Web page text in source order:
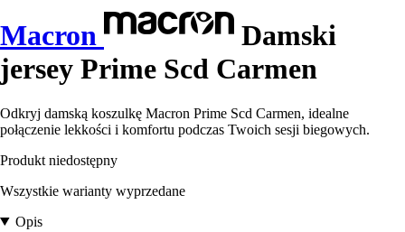
Macron
Damski
jersey Prime Scd Carmen
Odkryj damską koszulkę Macron Prime Scd Carmen, idealne
połączenie lekkości i komfortu podczas Twoich sesji biegowych.
Produkt niedostępny
Wszystkie warianty wyprzedane
Opis